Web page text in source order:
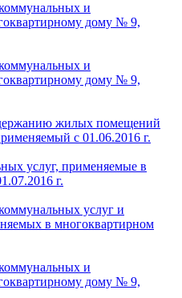
и
дому № 9,
и
дому № 9,
жилых помещений
с 01.06.2016 г.
услуг, применяемые в
г.
услуг и
в многоквартирном
и
дому № 9,